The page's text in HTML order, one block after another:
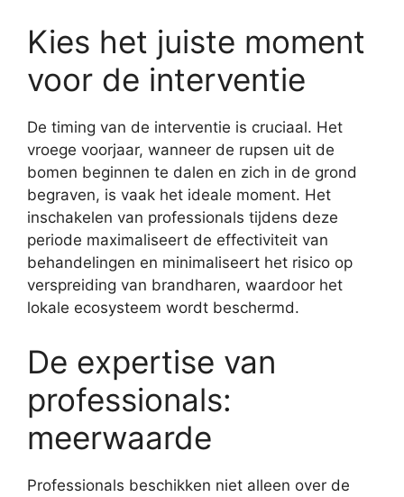
Kies het juiste moment
voor de interventie
De timing van de interventie is cruciaal. Het
vroege voorjaar, wanneer de rupsen uit de
bomen beginnen te dalen en zich in de grond
begraven, is vaak het ideale moment. Het
inschakelen van professionals tijdens deze
periode maximaliseert de effectiviteit van
behandelingen en minimaliseert het risico op
verspreiding van brandharen, waardoor het
lokale ecosysteem wordt beschermd.
De expertise van
professionals:
meerwaarde
Professionals beschikken niet alleen over de